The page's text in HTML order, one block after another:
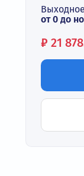
от 0 до
Цена:
₽ 21